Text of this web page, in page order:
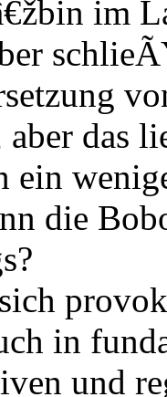
im
das
ein
die
in
und